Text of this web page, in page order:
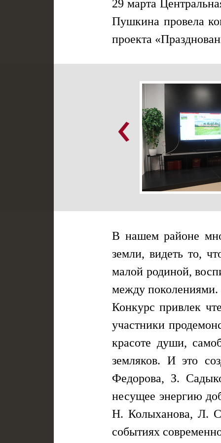
29 марта
Пушкина провела
проекта
‹
В нашем районе
земли, видеть то,
малой родиной,
между
Конкурс привлек
участники
красоте души,
земляков. И это
Федорова, З.
несущее энергию
Н. Колыханова, Л.
событиях